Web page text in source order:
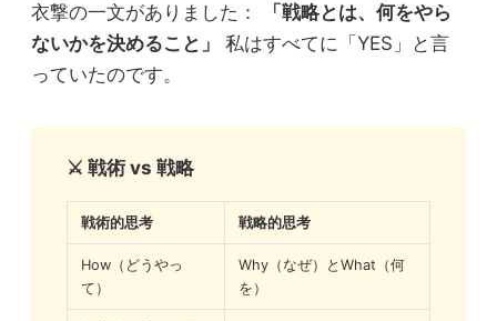
衣撃の一文がありました：
「戦略とは、何をやら
ないかを決めること」
私はすべてに「YES」と言
っていたのです。
⚔️ 戦術 vs 戦略
戦術的思考 戦略的思考
How（どうやっ
て）
Why（なぜ）とWhat（何
を）